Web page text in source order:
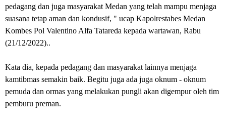
pedagang dan juga masyarakat Medan yang telah mampu menjaga
suasana tetap aman dan kondusif, " ucap Kapolrestabes Medan
Kombes Pol Valentino Alfa Tatareda kepada wartawan, Rabu
(21/12/2022)..
Kata dia, kepada pedagang dan masyarakat lainnya menjaga
kamtibmas semakin baik. Begitu juga ada juga oknum - oknum
pemuda dan ormas yang melakukan pungli akan digempur oleh tim
pemburu preman.